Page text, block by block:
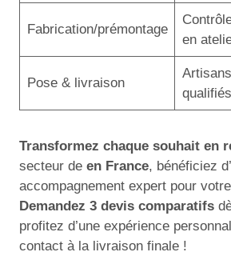
Fabrication/prémontage
en
Pose & livraison
Artisans
Transformez chaque souhait en
secteur de en France, bénéficiez
accompagnement expert pour
Demandez 3 devis comparatifs
profitez d’une expérience
contact à la livraison finale !